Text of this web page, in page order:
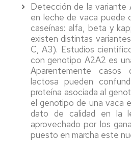
Detección de la variante
en leche de vaca puede
caseínas: alfa, beta y
existen distintas
C, A3). Estudios
con genotipo A2A2 es
Aparentemente
lactosa pueden
proteína asociada al
el genotipo de una vaca
dato de calidad en la
aprovechado por los
puesto en marcha este